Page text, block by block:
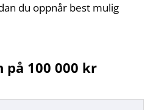
du oppnår best mulig
på 100 000 kr